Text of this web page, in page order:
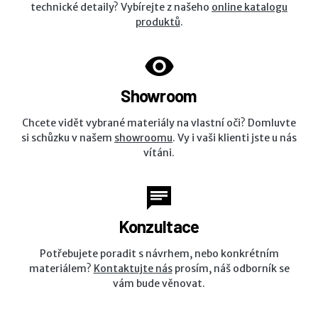
technické detaily? Vybírejte z našeho online katalogu
produktů.
Showroom
Chcete vidět vybrané materiály na vlastní oči? Domluvte
si schůzku v našem showroomu. Vy i vaši klienti jste u nás
vítáni.
Konzultace
Potřebujete poradit s návrhem, nebo konkrétním
materiálem? Kontaktujte násprosím, náš odborník se
vám bude věnovat.